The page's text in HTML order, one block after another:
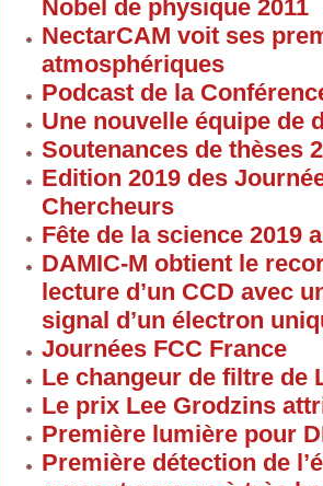
Nobel de physique 2011
NectarCAM voit ses
atmosphériques
Podcast de la
Une nouvelle équipe de
Soutenances de thèses
Edition 2019 des
Chercheurs
Fête de la science 2019
DAMIC-M obtient le
lecture d’un CCD avec
signal d’un électron
Journées FCC France
Le changeur de filtre de
Le prix Lee Grodzins
Première lumière pour
Première détection de